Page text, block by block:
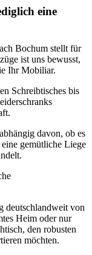
eine
Bochum stellt für
ist uns bewusst,
Ihr Mobiliar.
Schreibtisches bis
davon, ob es
gemütliche Liege
deutschlandweit von
Heim oder nur
den robusten
möchten.